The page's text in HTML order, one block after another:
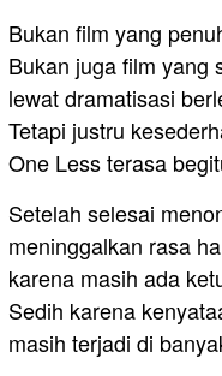
Bukan film yang
Bukan juga film yang
lewat dramatisasi
Tetapi justru
One Less terasa
Setelah selesai
meninggalkan rasa
karena masih ada
Sedih karena
masih terjadi di